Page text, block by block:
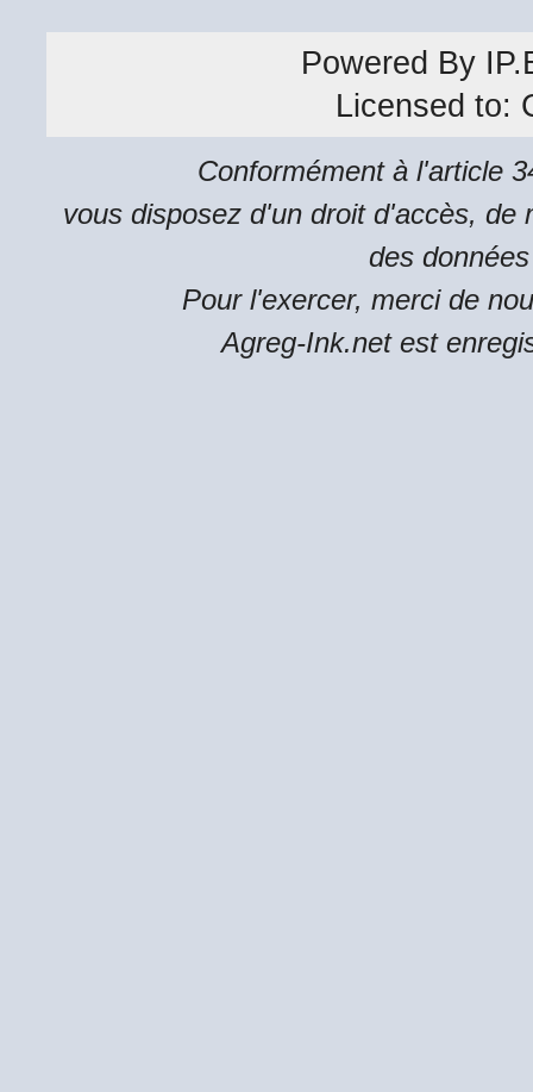
Powered By
Licensed to:
Conformément à l'article
vous disposez d'un droit d'accès, de
des
Pour l'exercer, merci de
Agreg-Ink.net est